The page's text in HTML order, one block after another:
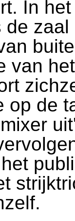
In
de zaal
van
op de